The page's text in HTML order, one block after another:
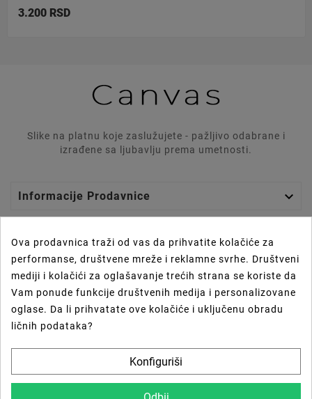
3.200 RSD
Slike na platnu koje zaslužujete - pažljivo odabrane i
izrađene sa ljubavlju prema umetnosti.
Informacije Prodavnice 
Vaš Nalog 
Prečice 
U Redu
Ova prodavnica traži od vas da prihvatite kolačiće za
performanse, društvene mreže i reklamne svrhe. Društveni
mediji i kolačići za oglašavanje trećih strana se koriste da
Vam ponude funkcije društvenih medija i personalizovane
oglase. Da li prihvatate ove kolačiće i uključenu obradu
ličnih podataka?
Konfiguriši